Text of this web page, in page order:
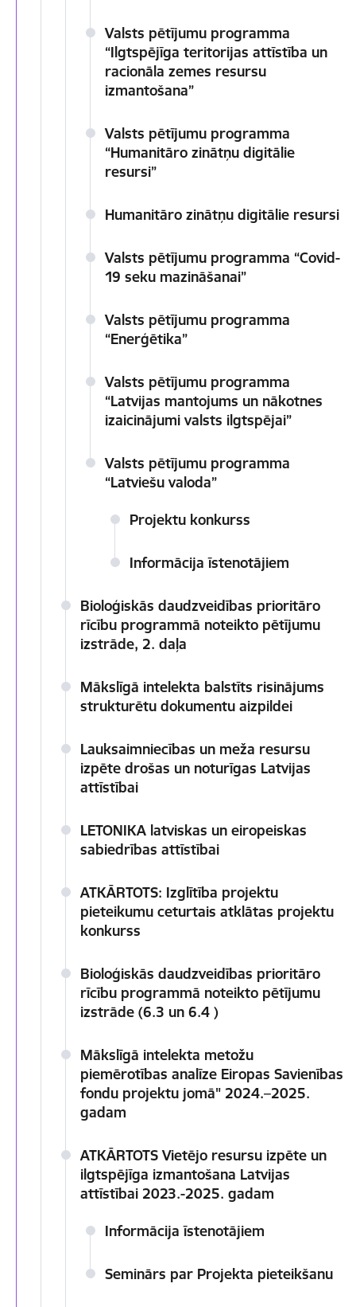
Valsts pētījumu programma
“Ilgtspējīga teritorijas attīstība un
racionāla zemes resursu
izmantošana”
Valsts pētījumu programma
“Humanitāro zinātņu digitālie
resursi”
Humanitāro zinātņu digitālie resursi
Valsts pētījumu programma “Covid-
19 seku mazināšanai”
Valsts pētījumu programma
“Enerģētika”
Valsts pētījumu programma
“Latvijas mantojums un nākotnes
izaicinājumi valsts ilgtspējai”
Valsts pētījumu programma
“Latviešu valoda”
Projektu konkurss
Informācija īstenotājiem
Bioloģiskās daudzveidības prioritāro
rīcību programmā noteikto pētījumu
izstrāde, 2. daļa
Mākslīgā intelekta balstīts risinājums
strukturētu dokumentu aizpildei
Lauksaimniecības un meža resursu
izpēte drošas un noturīgas Latvijas
attīstībai
LETONIKA latviskas un eiropeiskas
sabiedrības attīstībai
ATKĀRTOTS: Izglītība projektu
pieteikumu ceturtais atklātas projektu
konkurss
Bioloģiskās daudzveidības prioritāro
rīcību programmā noteikto pētījumu
izstrāde (6.3 un 6.4 )
Mākslīgā intelekta metožu
piemērotības analīze Eiropas Savienības
fondu projektu jomā" 2024.–2025.
gadam
ATKĀRTOTS Vietējo resursu izpēte un
ilgtspējīga izmantošana Latvijas
attīstībai 2023.-2025. gadam
Informācija īstenotājiem
Seminārs par Projekta pieteikšanu